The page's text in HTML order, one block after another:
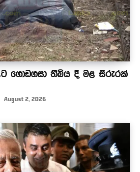
ගොඩගසා තිබිය දී මළ සිරුරක්
August 2, 2026